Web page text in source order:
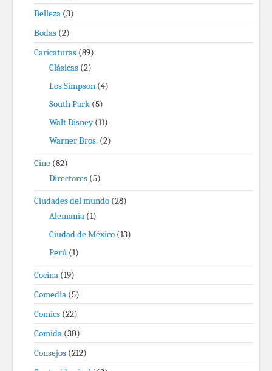
Belleza (3)
Bodas (2)
Caricaturas (89)
Clásicas (2)
Los Simpson (4)
South Park (5)
Walt Disney(11)
Warner Bros. (2)
Cine (82)
Directores (5)
Ciudades del mundo (28)
Alemania (1)
Ciudad de México (13)
Perú (1)
Cocina (19)
Comedia (5)
Comics (22)
Comida (30)
Consejos (212)